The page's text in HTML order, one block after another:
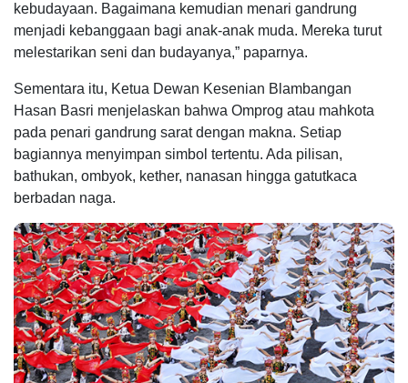
kebudayaan. Bagaimana kemudian menari gandrung
menjadi kebanggaan bagi anak-anak muda. Mereka turut
melestarikan seni dan budayanya,” paparnya.
Sementara itu, Ketua Dewan Kesenian Blambangan
Hasan Basri menjelaskan bahwa Omprog atau mahkota
pada penari gandrung sarat dengan makna. Setiap
bagiannya menyimpan simbol tertentu. Ada pilisan,
bathukan, ombyok, kether, nanasan hingga gatutkaca
berbadan naga.